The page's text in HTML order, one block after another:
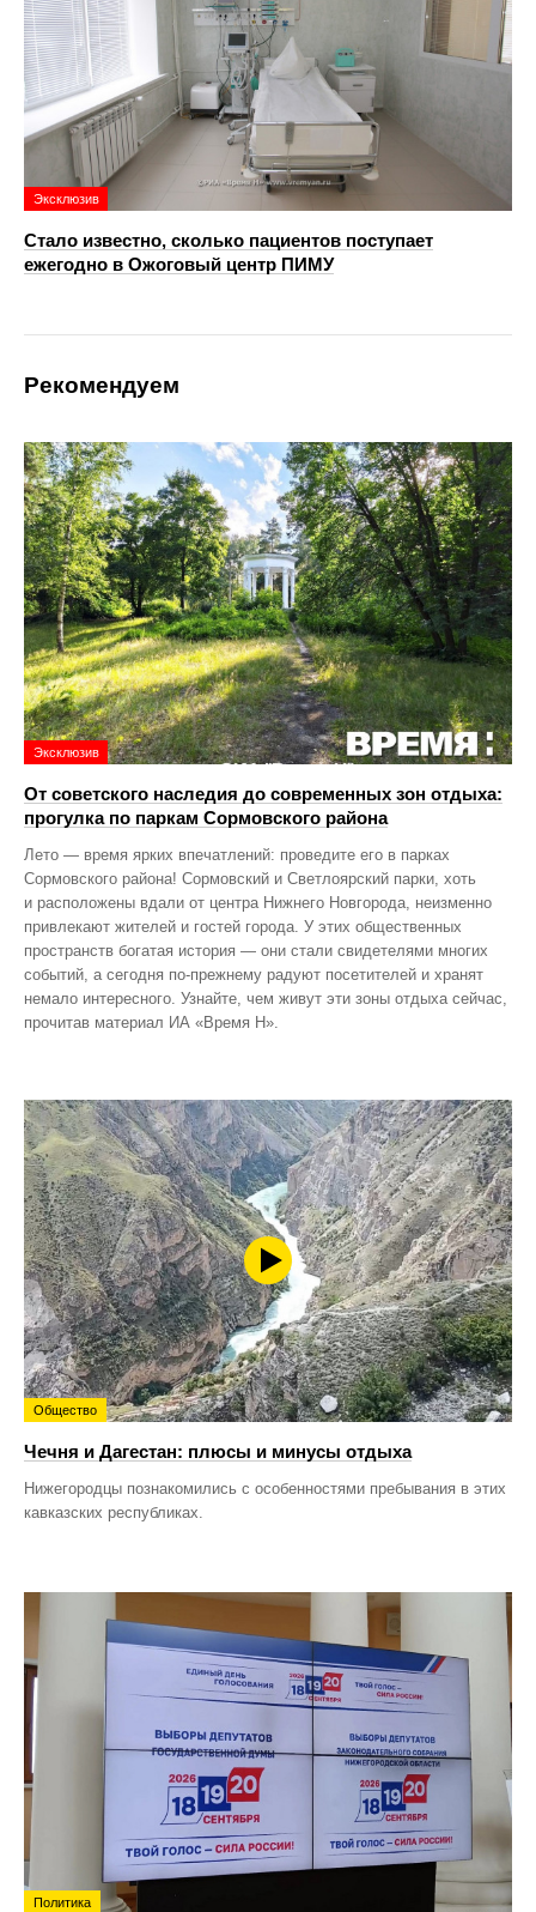
Эксклюзив
Стало известно, сколько пациентов поступает
ежегодно в Ожоговый центр ПИМУ
Рекомендуем
Эксклюзив
От советского наследия до современных зон отдыха:
прогулка по паркам Сормовского района
Лето — время ярких впечатлений: проведите его в парках
Сормовского района! Сормовский и Светлоярский парки, хоть
и расположены вдали от центра Нижнего Новгорода, неизменно
привлекают жителей и гостей города. У этих общественных
пространств богатая история — они стали свидетелями многих
событий, а сегодня по‑прежнему радуют посетителей и хранят
немало интересного. Узнайте, чем живут эти зоны отдыха сейчас,
прочитав материал ИА «Время Н».
Общество
Чечня и Дагестан: плюсы и минусы отдыха
Нижегородцы познакомились с особенностями пребывания в этих
кавказских республиках.
Политика